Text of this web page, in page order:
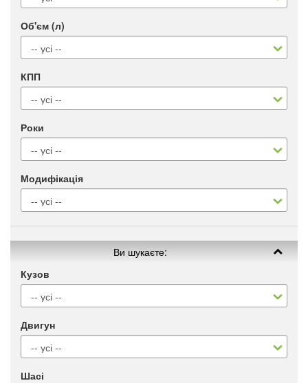
Об'єм (л)
КПП
Роки
Модифікація
Ви шукаєте:
Кузов
Двигун
Шасі